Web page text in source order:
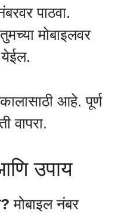
पाठवा.
मोबाइलवर
येईल.
आहे. पूर्ण
वापरा.
उपाय
मोबाइल नंबर